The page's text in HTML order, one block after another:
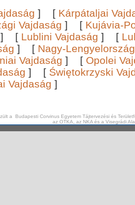
] [ Kárpátaljai
Vajdaság ] [ Kujávia-
] [ Lublini Vajdaság ] [
] [ Nagy-
Vajdaság ] [ Opolei
] [ Świętokrzyski
Vajdaság ]
a Budapesti Corvinus Egyetem Tájtervezési és
az OTKA, az NKA és a Visegrádi